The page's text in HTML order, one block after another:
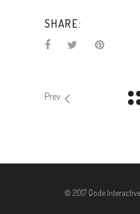
SHARE:
Prev
© 2017 Qode